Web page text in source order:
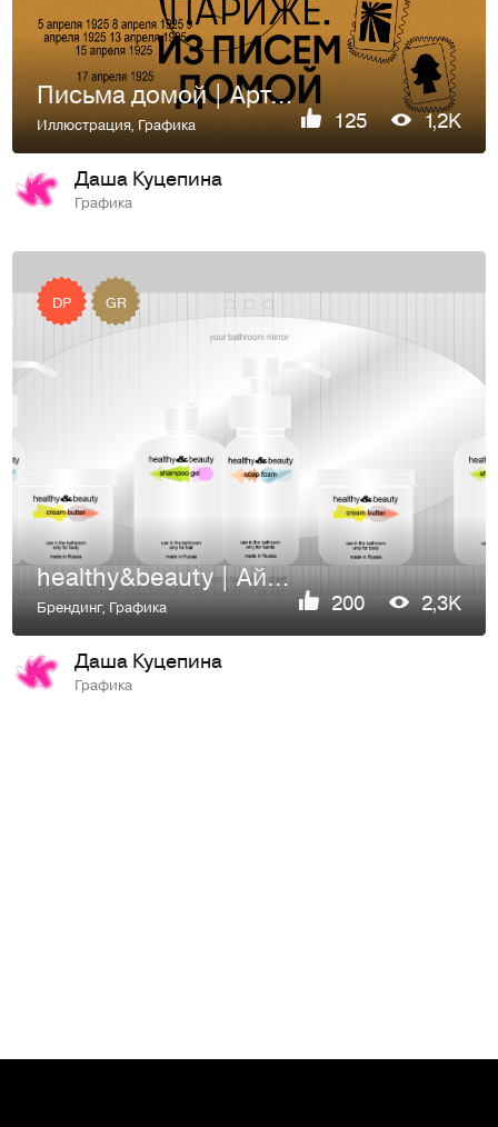
Письма домой | Арт-проект
Иллюстрация,Графика 125 1,2K
Даша Куцепина
Графика
DP GR
healthy&beauty | Айдентика
Брендинг,Графика 200 2,3K
Даша Куцепина
Графика